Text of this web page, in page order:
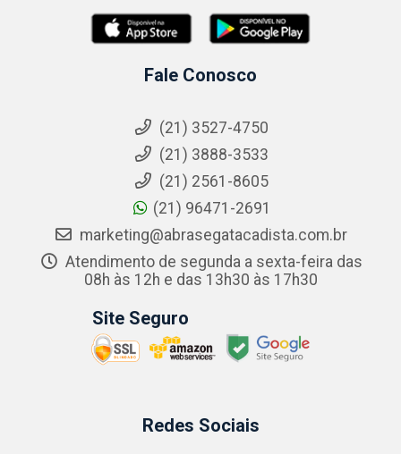
Fale Conosco
(21) 3527-4750
(21) 3888-3533
(21) 2561-8605
(21) 96471-2691
marketing@abrasegatacadista.com.br
Atendimento de segunda a sexta-feira das
08h às 12h e das 13h30 às 17h30
Site Seguro
Redes Sociais